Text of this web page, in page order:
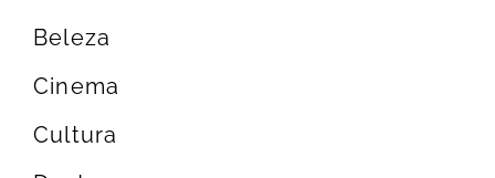
Beleza
Cinema
Cultura